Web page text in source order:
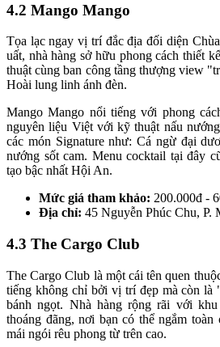
4.2 Mango Mango
Tọa lạc ngay vị trí đắc địa đối diện
uất, nhà hàng sở hữu phong cách thiết
thuật cùng ban công tầng thượng view
Hoài lung linh ánh đèn.
Mango Mango nổi tiếng với phong
nguyên liệu Việt với kỹ thuật nấu
các món Signature như: Cá ngừ đại
nướng sốt cam. Menu cocktail tại đây
tạo bậc nhất Hội An.
Mức giá tham khảo: 200.000đ -
Địa chỉ: 45 Nguyễn Phúc Chu,
4.3 The Cargo Club
The Cargo Club là một cái tên quen
tiếng không chỉ bởi vị trí đẹp mà còn là
bánh ngọt. Nhà hàng rộng rãi với
thoáng đãng, nơi bạn có thể ngắm
mái ngói rêu phong từ trên cao.